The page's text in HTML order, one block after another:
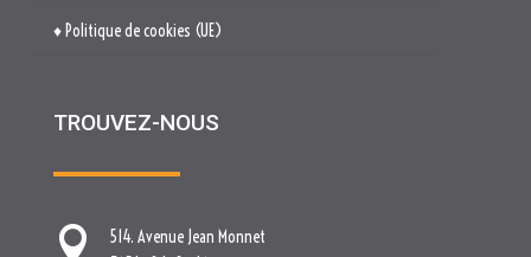
♦ Politique de cookies (UE)
TROUVEZ-NOUS

514. Avenue Jean Monnet